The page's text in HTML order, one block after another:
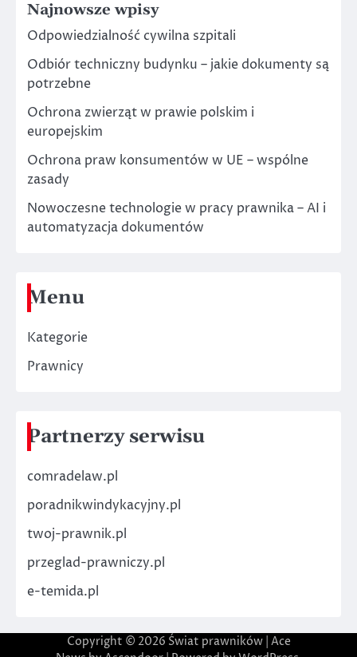
Najnowsze wpisy
Odpowiedzialność cywilna szpitali
Odbiór techniczny budynku – jakie dokumenty są
potrzebne
Ochrona zwierząt w prawie polskim i
europejskim
Ochrona praw konsumentów w UE – wspólne
zasady
Nowoczesne technologie w pracy prawnika – AI i
automatyzacja dokumentów
Menu
Kategorie
Prawnicy
Partnerzy serwisu
comradelaw.pl
poradnikwindykacyjny.pl
twoj-prawnik.pl
przeglad-prawniczy.pl
e-temida.pl
Copyright © 2026 Świat prawników| Ace